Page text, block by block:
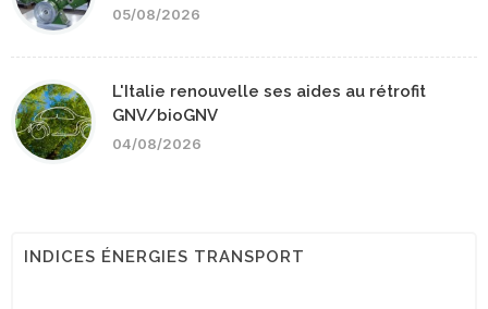
05/08/2026
L'Italie renouvelle ses aides au rétrofit
GNV/bioGNV
04/08/2026
INDICES ÉNERGIES TRANSPORT